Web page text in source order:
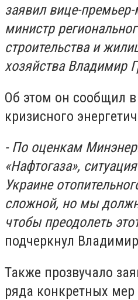
заявил вице-
министр
строительства и
хозяйства Владимир
Об этом он сообщил в
кризисного
- По оценкам
«Нафтогаза»,
Украине
сложной, но мы
чтобы преодолеть
подчеркнул
Также прозвучало
ряда конкретных